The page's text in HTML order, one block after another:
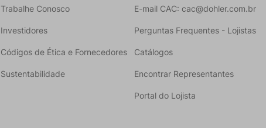
Trabalhe Conosco
Investidores
Códigos de Ética e Fornecedores
Sustentabilidade
E-mail CAC: cac@dohler.com.br
Perguntas Frequentes - Lojistas
Catálogos
Encontrar Representantes
Portal do Lojista